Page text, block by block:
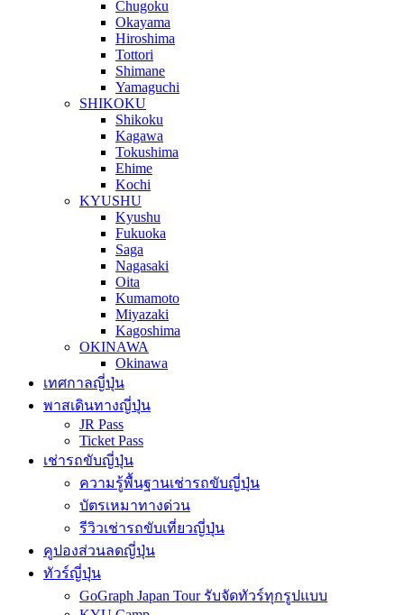
Chugoku
Okayama
Hiroshima
Tottori
Shimane
Yamaguchi
SHIKOKU
Shikoku
Kagawa
Tokushima
Ehime
Kochi
KYUSHU
Kyushu
Fukuoka
Saga
Nagasaki
Oita
Kumamoto
Miyazaki
Kagoshima
OKINAWA
Okinawa
เทศกาลญี่ปุ่น
พาสเดินทางญี่ปุ่น
JR Pass
Ticket Pass
เช่ารถขับญี่ปุ่น
ความรู้พื้นฐานเช่ารถขับญี่ปุ่น
บัตรเหมาทางด่วน
รีวิวเช่ารถขับเที่ยวญี่ปุ่น
คูปองส่วนลดญี่ปุ่น
ทัวร์ญี่ปุ่น
GoGraph Japan Tour รับจัดทัวร์ทุกรูปแบบ